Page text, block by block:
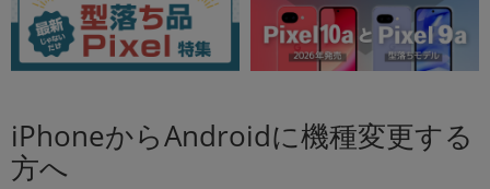
iPhoneからAndroidに機種変更する
方へ